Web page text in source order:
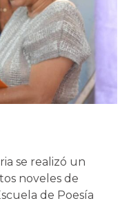
se realizó un
noveles de
de Poesía